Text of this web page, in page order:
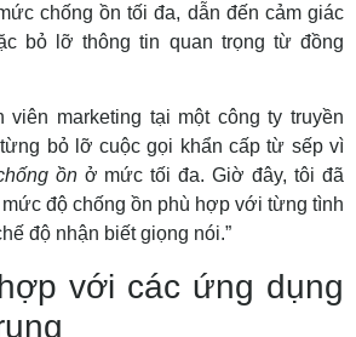
chống ồn tối đa, dẫn đến cảm giác
bỏ lỡ thông tin quan trọng từ đồng
viên marketing tại một công ty truyền
bỏ lỡ cuộc gọi khẩn cấp từ sếp vì
ồnở mức tối đa. Giờ đây, tôi đã
độ chống ồn phù hợp với từng tình
độ nhận biết giọng nói.”
với các ứng dụng